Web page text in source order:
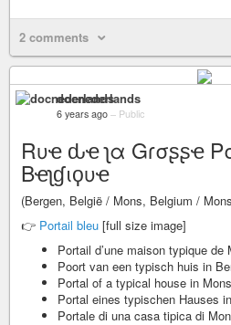
2 comments
docnederlands
6 years ago – Public
Rυҽ ԃҽ ʅα Gɾσʂʂҽ
Bҽʅɠιϙυҽ
(Bergen, België / Mons, Belgium /
👉 Portail bleu [full size image]
Portail d’une maison typique de
Poort van een typisch huis in
Portal of a typical house in
Portal eines typischen Hauses
Portale di una casa tipica di